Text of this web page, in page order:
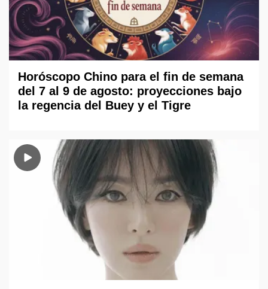
Horóscopo Chino para el fin de semana
del 7 al 9 de agosto: proyecciones bajo
la regencia del Buey y el Tigre